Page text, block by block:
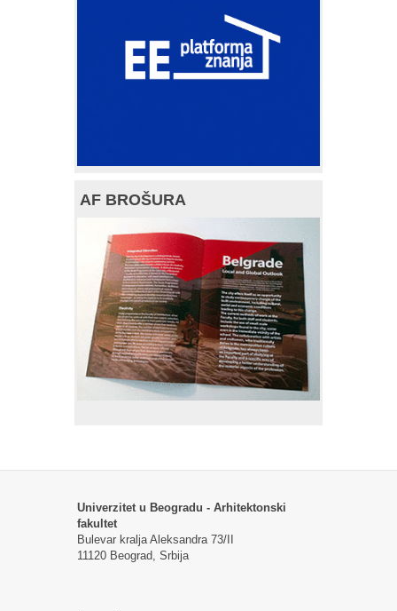
AF BROŠURA
Univerzitet u Beogradu - Arhitektonski
fakultet
Bulevar kralja Aleksandra 73/II
11120 Beograd, Srbija